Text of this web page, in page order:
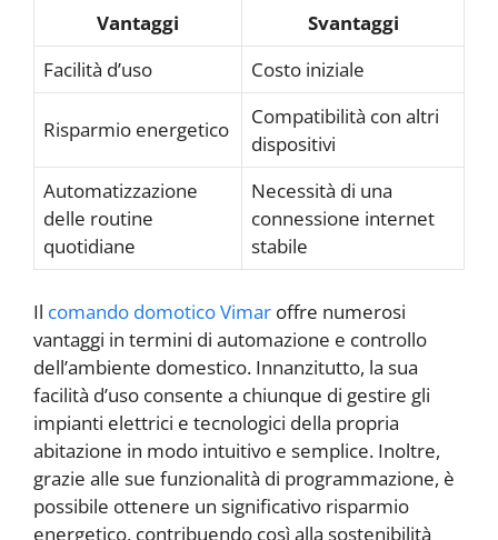
Vantaggi
Svantaggi
Facilità d’uso
Costo iniziale
Risparmio energetico
Compatibilità con altri
dispositivi
Automatizzazione
delle routine
quotidiane
Necessità di una
connessione internet
stabile
Il comando domotico Vimar offre numerosi
vantaggi in termini di automazione e controllo
dell’ambiente domestico. Innanzitutto, la sua
facilità d’uso consente a chiunque di gestire gli
impianti elettrici e tecnologici della propria
abitazione in modo intuitivo e semplice. Inoltre,
grazie alle sue funzionalità di programmazione, è
possibile ottenere un significativo risparmio
energetico, contribuendo così alla sostenibilità